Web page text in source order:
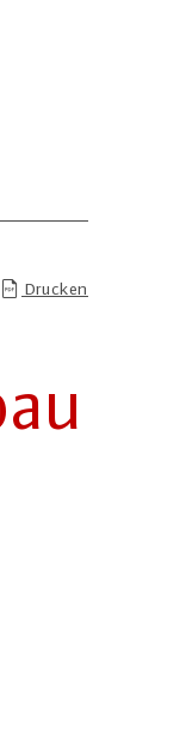
Drucken